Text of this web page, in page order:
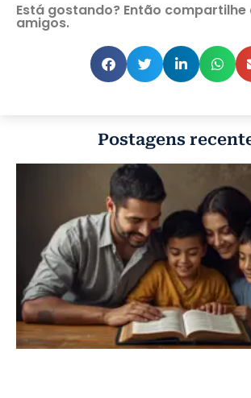
Está gostando? Então compartilhe
amigos.
Postagens